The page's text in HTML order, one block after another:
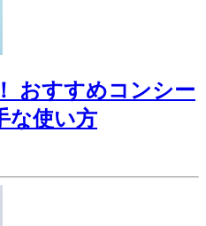
おすすめコンシー
な使い方